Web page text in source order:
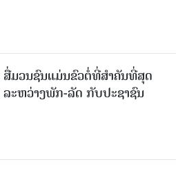
ສື່ມວນຊົນແມ່ນຂົວຕໍ່ທີ່ສໍາຄັນທີ່ສຸດ
ລະຫວ່າງພັກ-ລັດ ກັບປະຊາຊົນ